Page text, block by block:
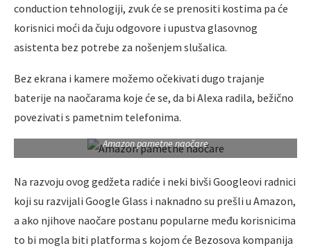
conduction tehnologiji, zvuk će se prenositi kostima pa će
korisnici moći da čuju odgovore i upustva glasovnog
asistenta bez potrebe za nošenjem slušalica.
Bez ekrana i kamere možemo očekivati dugo trajanje
baterije na naočarama koje će se, da bi Alexa radila, bežično
povezivati s pametnim telefonima.
Amazon pametne naočare
Na razvoju ovog gedžeta radiće i neki bivši Googleovi radnici
koji su razvijali Google Glass i naknadno su prešli u Amazon,
a ako njihove naočare postanu popularne među korisnicima
to bi mogla biti platforma s kojom će Bezosova kompanija